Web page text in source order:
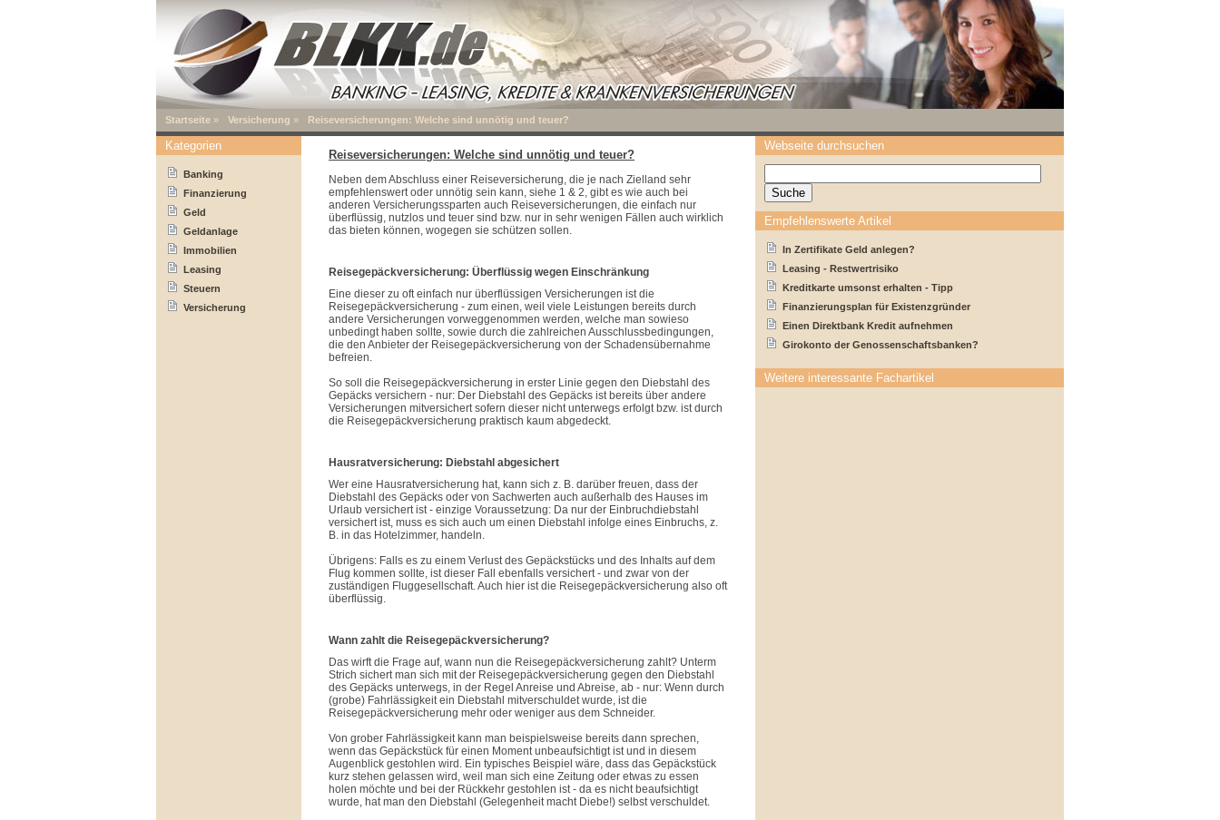
Startseite » Versicherung » Reiseversicherungen: Welche sind unnötig und teuer?
Reiseversicherungen: Welche sind unnötig und teuer?
Neben dem Abschluss einer Reiseversicherung, die je nach Zielland sehr
empfehlenswert oder unnötig sein kann, siehe 1 & 2, gibt es wie auch bei
anderen Versicherungssparten auch Reiseversicherungen, die einfach nur
überflüssig, nutzlos und teuer sind bzw. nur in sehr wenigen Fällen auch wirklich
das bieten können, wogegen sie schützen sollen.
Reisegepäckversicherung: Überflüssig wegen Einschränkung
Eine dieser zu oft einfach nur überflüssigen Versicherungen ist die
Reisegepäckversicherung - zum einen, weil viele Leistungen bereits durch
andere Versicherungen vorweggenommen werden, welche man sowieso
unbedingt haben sollte, sowie durch die zahlreichen Ausschlussbedingungen,
die den Anbieter der Reisegepäckversicherung von der Schadensübernahme
befreien.
So soll die Reisegepäckversicherung in erster Linie gegen den Diebstahl des
Gepäcks versichern - nur: Der Diebstahl des Gepäcks ist bereits über andere
Versicherungen mitversichert sofern dieser nicht unterwegs erfolgt bzw. ist durch
die Reisegepäckversicherung praktisch kaum abgedeckt.
Hausratversicherung: Diebstahl abgesichert
Wer eine Hausratversicherung hat, kann sich z. B. darüber freuen, dass der
Diebstahl des Gepäcks oder von Sachwerten auch außerhalb des Hauses im
Urlaub versichert ist - einzige Voraussetzung: Da nur der Einbruchdiebstahl
versichert ist, muss es sich auch um einen Diebstahl infolge eines Einbruchs, z.
B. in das Hotelzimmer, handeln.
Übrigens: Falls es zu einem Verlust des Gepäckstücks und des Inhalts auf dem
Flug kommen sollte, ist dieser Fall ebenfalls versichert - und zwar von der
zuständigen Fluggesellschaft. Auch hier ist die Reisegepäckversicherung also oft
überflüssig.
Wann zahlt die Reisegepäckversicherung?
Das wirft die Frage auf, wann nun die Reisegepäckversicherung zahlt? Unterm
Strich sichert man sich mit der Reisegepäckversicherung gegen den Diebstahl
des Gepäcks unterwegs, in der Regel Anreise und Abreise, ab - nur: Wenn durch
(grobe) Fahrlässigkeit ein Diebstahl mitverschuldet wurde, ist die
Reisegepäckversicherung mehr oder weniger aus dem Schneider.
Von grober Fahrlässigkeit kann man beispielsweise bereits dann sprechen,
wenn das Gepäckstück für einen Moment unbeaufsichtigt ist und in diesem
Augenblick gestohlen wird. Ein typisches Beispiel wäre, dass das Gepäckstück
kurz stehen gelassen wird, weil man sich eine Zeitung oder etwas zu essen
holen möchte und bei der Rückkehr gestohlen ist - da es nicht beaufsichtigt
wurde, hat man den Diebstahl (Gelegenheit macht Diebe!) selbst verschuldet.
Kategorien
Banking
Finanzierung
Geld
Geldanlage
Immobilien
Leasing
Steuern
Versicherung
Webseite durchsuchen
Empfehlenswerte Artikel
In Zertifikate Geld anlegen?
Leasing - Restwertrisiko
Kreditkarte umsonst erhalten - Tipp
Finanzierungsplan für Existenzgründer
Einen Direktbank Kredit aufnehmen
Girokonto der Genossenschaftsbanken?
Weitere interessante Fachartikel